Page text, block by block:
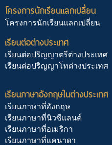
โครงการนักเรียนแลกเปลี่ยน
โครงการนักเรียนแลกเปลี่ยน
เรียนต่อต่างประเทศ
เรียนต่อปริญญาตรีต่างประเทศ
เรียนต่อปริญญาโทต่างประเทศ
เรียนภาษาอังกฤษในต่างประเทศ
เรียนภาษาที่อังกฤษ
เรียนภาษาที่นิวซีแลนด์
เรียนภาษาที่อเมริกา
เรียนภาษาที่แคนาดา